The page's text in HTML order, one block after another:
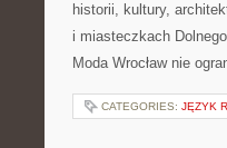
historii, kultury,
i miasteczkach
Moda Wrocław nie
CATEGORIES: JĘZYK